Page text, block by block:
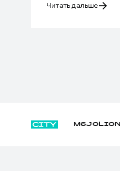
Читать дальше
M6JOLION